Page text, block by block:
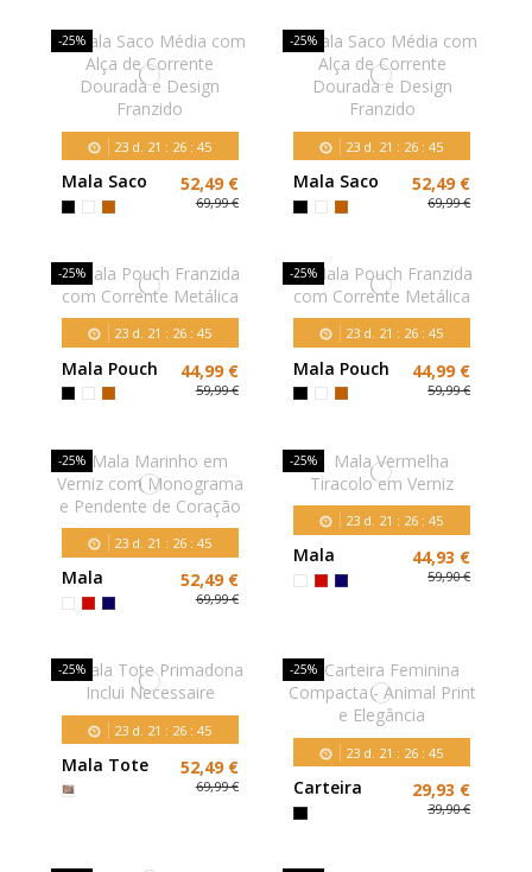
Gravada
Monograma
Gravada
-25%
23d. 21 : 26: 43
Mala Saco
Média com
Alça de
Dourada e
Design
Franzido
52,49 €
69,99 €
-25%
23 d. 21 : 26 :43
Mala Saco
Média com
Alça de
Dourada e
Design
Franzido
52,49 €
69,99 €
-25%
23d. 21 : 26: 43
Mala Pouch
Franzida
com
Metálica
44,99 €
59,99 €
-25%
23 d. 21 : 26 :43
Mala Pouch
Franzida
com
Metálica
44,99 €
59,99 €
-25%
23d. 21 : 26: 43
Mala
Marinho em
Verniz com
e Pendente
de Coração
52,49 €
69,99 €
-25%
23 d. 21 : 26 :43
Mala
Vermelha
Tiracolo em
44,93 €
59,90 €
-25%
23d. 21 : 26: 44
Mala Tote
Primadona
Inclui
52,49 €
69,99 €
-25%
23 d. 21 : 26 :44
Carteira
Feminina
Compacta -
e Elegância
29,93 €
39,90 €